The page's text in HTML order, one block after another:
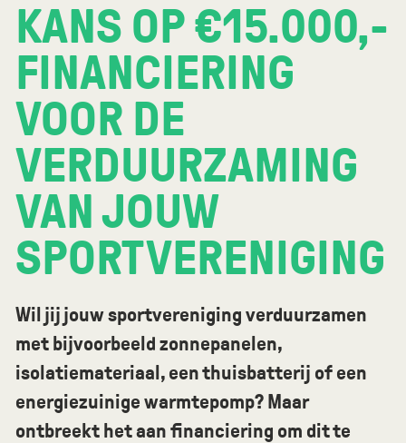
KANS OP €15.000,-
FINANCIERING
VOOR DE
VERDUURZAMING
VAN JOUW
SPORTVERENIGING
Wil jij jouw sportvereniging verduurzamen
met bijvoorbeeld zonnepanelen,
isolatiemateriaal, een thuisbatterij of een
energiezuinige warmtepomp? Maar
ontbreekt het aan financiering om dit te